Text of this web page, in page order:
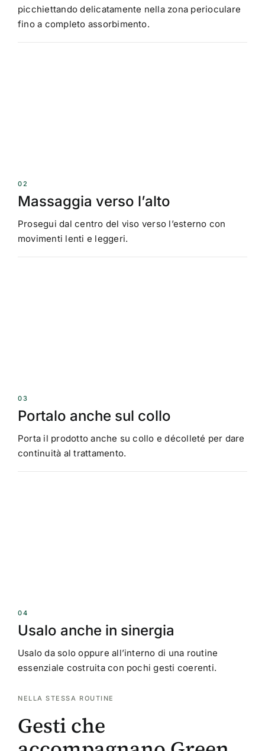
picchiettando delicatamente nella zona perioculare
fino a completo assorbimento.
02
Massaggia verso l’alto
Prosegui dal centro del viso verso l’esterno con
movimenti lenti e leggeri.
03
Portalo anche sul collo
Porta il prodotto anche su collo e décolleté per dare
continuità al trattamento.
04
Usalo anche in sinergia
Usalo da solo oppure all’interno di una routine
essenziale costruita con pochi gesti coerenti.
NELLA STESSA ROUTINE
Gesti che